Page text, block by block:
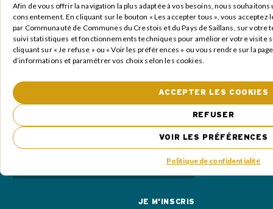
Afin de vous offrir la navigation la plus adaptée à vos besoins, nous
consentement. En cliquant sur le bouton « Les accepter tous », vous acceptez
par Communauté de Communes du Crestois et du Pays de Saillans, sur votre
suivi statistiques et fonctionnements techniques pour améliorer votre visite
cliquant sur « Je refuse » ou « Voir les préférences » ou vous rendre sur la
d’informations et paramétrer vos choix selon les cookies.
ACCEPTER LES COOKIES
REFUSER
VOIR LES PRÉFÉRENCES
Politique de confidentialité
Recevoir la lettre d'information
Nom
(Nécessaire)
Prénom
Commune
(Nécessaire)